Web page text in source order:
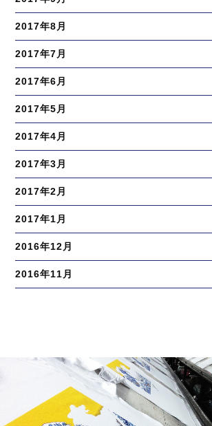
2017年8月
2017年7月
2017年6月
2017年5月
2017年4月
2017年3月
2017年2月
2017年1月
2016年12月
2016年11月